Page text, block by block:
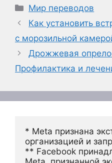
Рубрики
Мир переводов
Как установить
с морозильной
Дрожжевая
Профилактика и
* Meta признана
организацией и
** Facebook